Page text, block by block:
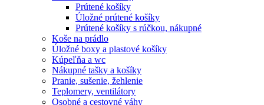
Prútené košíky
Úložné prútené košíky
Prútené košíky s rúčkou, nákupné
Koše na prádlo
Úložné boxy a plastové košíky
Kúpeľňa a wc
Nákupné tašky a košíky
Pranie, sušenie, žehlenie
Teplomery, ventilátory
Osobné a cestovné váhy